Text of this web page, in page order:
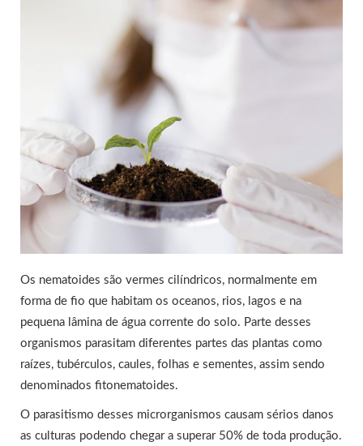
Os nematoides são vermes cilíndricos, normalmente em
forma de fio que habitam os oceanos, rios, lagos e na
pequena lâmina de água corrente do solo. Parte desses
organismos parasitam diferentes partes das plantas como
raízes, tubérculos, caules, folhas e sementes, assim sendo
denominados fitonematoides.
O parasitismo desses microrganismos causam sérios danos
as culturas podendo chegar a superar 50% de toda produção.